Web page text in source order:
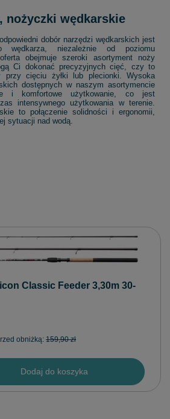
nożyczki wędkarskie
dobór narzędzi wędkarskich jest
wędkarza, niezależnie od poziomu
obejmuje szeroki asortyment noży
Ci dokonać precyzyjnych cięć, czy to
przy cięciu żyłki lub plecionki. Wysoka
dostępnych w naszym asortymencie
i komfortowe użytkowanie, co jest
intensywnego użytkowania w terenie.
to połączenie solidności i ergonomii,
sytuacji nad wodą.
Classic Feeder 3,30m 30-
obniżką: 159,90 zł
Dodaj do koszyka